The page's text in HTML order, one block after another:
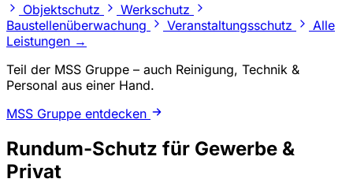
Objektschutz
Werkschutz
Baustellenüberwachung
Veranstaltungsschutz
Alle
Leistungen →
Teil der MSS Gruppe – auch Reinigung, Technik &
Personal aus einer Hand.
MSS Gruppe entdecken
Rundum-Schutz für Gewerbe &
Privat